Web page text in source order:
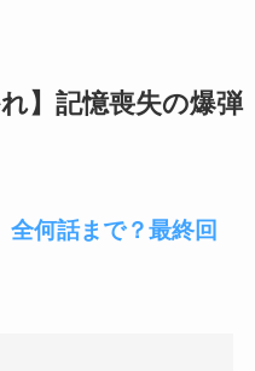
】記憶喪失の爆弾
全何話まで？最終回